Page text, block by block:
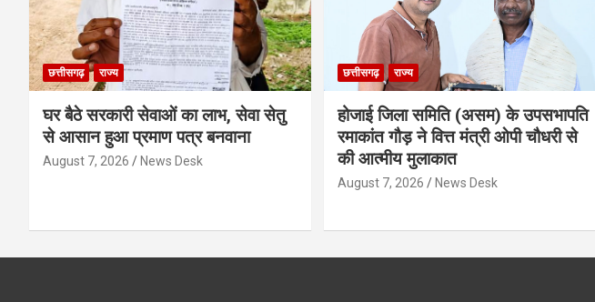
छत्तीसगढ़ राज्य
घर बैठे सरकारी सेवाओं का लाभ, सेवा सेतु
से आसान हुआ प्रमाण पत्र बनवाना
August 7, 2026 News Desk
छत्तीसगढ़ राज्य
होजाई जिला समिति (असम) के उपसभापति
रमाकांत गौड़ ने वित्त मंत्री ओपी चौधरी से
की आत्मीय मुलाकात
August 7, 2026 News Desk